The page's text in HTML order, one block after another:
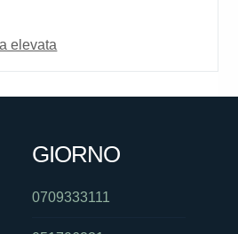
elevata
GIORNO
0709333111